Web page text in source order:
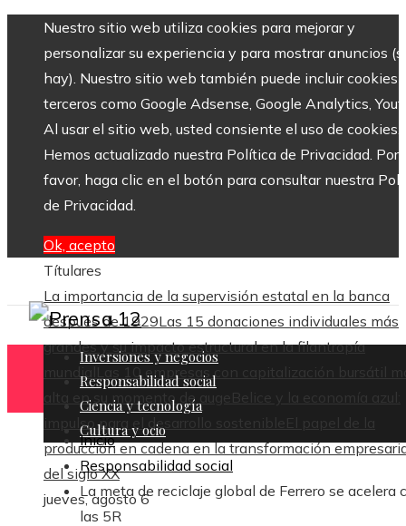
Nuestro sitio web utiliza cookies para mejorar y
personalizar su experiencia y para mostrar anuncios
hay). Nuestro sitio web también puede incluir cookies
terceros como Google Adsense, Google Analytics,
Al usar el sitio web, usted consiente el uso de cookies.
Hemos actualizado nuestra Política de Privacidad. Por
favor, haga clic en el botón para consultar nuestra
de Privacidad.
Ok, acepto
Títulares
La importancia de la supervisión estatal en la banca
después de 1929Las 15 donaciones individuales más
grandes y su impacto estructural en la filantropía
mundial
Las 10 empresas con capitalización bursátil
alta en su momento de auge Belice y la economía azul:
impulso para el desarrollo sostenible El papel de la
producción en cadena en la transformación
del siglo XX
jueves, agosto 6
Inversiones y negocios
Responsabilidad social
Ciencia y tecnología
Cultura y ocio
Inicio
Responsabilidad social
La meta de reciclaje global de Ferrero se acelera
las 5R